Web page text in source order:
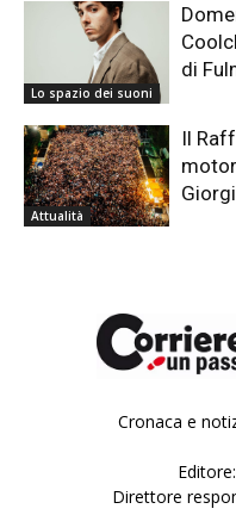
Lo spazio dei suoni
di
Attualità
Il
Cronaca e
Direttore